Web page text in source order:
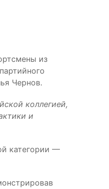
из
Чернов.
коллегией,
и
категории —